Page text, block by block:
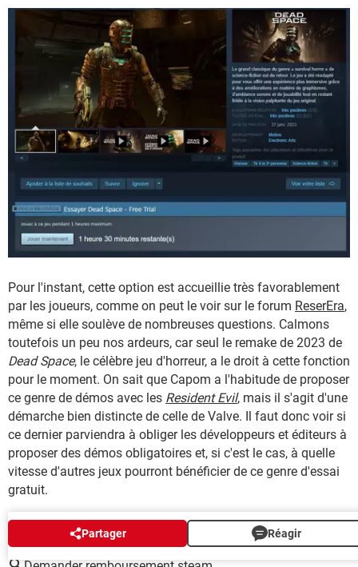
Pour l'instant, cette option est accueillie très favorablement
par les joueurs, comme on peut le voir sur le forum ReserEra,
même si elle soulève de nombreuses questions. Calmons
toutefois un peu nos ardeurs, car seul le remake de 2023 de
Dead Space, le célèbre jeu d'horreur, a le droit à cette fonction
pour le moment. On sait que Capom a l'habitude de proposer
ce genre de démos avec les Resident Evil, mais il s'agit d'une
démarche bien distincte de celle de Valve. Il faut donc voir si
ce dernier parviendra à obliger les développeurs et éditeurs à
proposer des démos obligatoires et, si c'est le cas, à quelle
vitesse d'autres jeux pourront bénéficier de ce genre d'essai
gratuit.
Partager Réagir
AUTOUR DU MÊME SUJET